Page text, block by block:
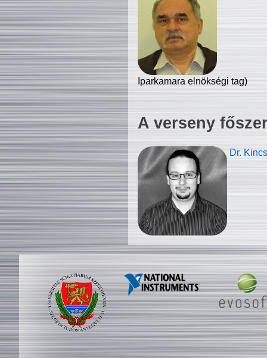
Iparkamara elnökségi tag)
A verseny
Dr.